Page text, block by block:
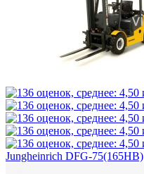
Jungheinrich DFG-75(165HB)